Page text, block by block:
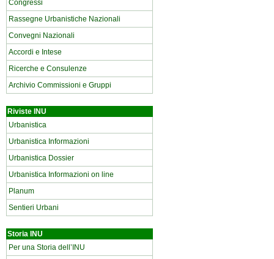
Congressi
Rassegne Urbanistiche Nazionali
Convegni Nazionali
Accordi e Intese
Ricerche e Consulenze
Archivio Commissioni e Gruppi
Riviste INU
Urbanistica
Urbanistica Informazioni
Urbanistica Dossier
Urbanistica Informazioni on line
Planum
Sentieri Urbani
Storia INU
Per una Storia dell’INU